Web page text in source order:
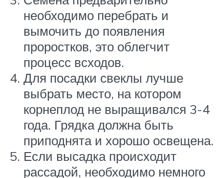
необходимо перебрать и
вымочить до появления
проростков, это облегчит
процесс всходов.
Для посадки свеклы лучше
выбрать место, на котором
корнеплод не выращивался 3-4
года. Грядка должна быть
приподнята и хорошо освещена.
Если высадка происходит
рассадой, необходимо немного